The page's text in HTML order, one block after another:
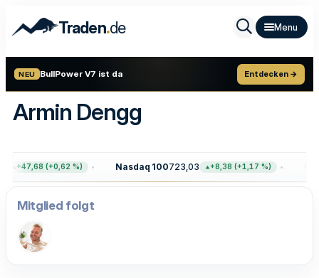
Traden.de
NEU BullPower V7 ist da Entdecken →
Armin Dengg
+47,68 (+0,62 %) Nasdaq 100723,03 +8,38 (+1,17 %)
Mitglied folgt